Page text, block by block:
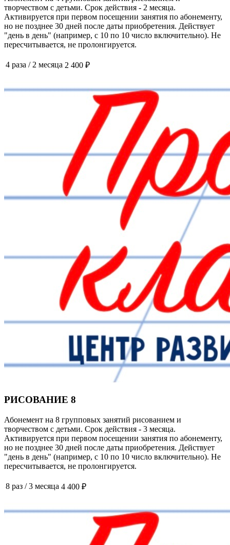
творчеством с детьми. Срок действия - 2 месяца.
Активируется при первом посещении занятия по абонементу,
но не позднее 30 дней после даты приобретения. Действует
"день в день" (например, с 10 по 10 число включительно). Не
пересчитывается, не пролонгируется.
4 раза / 2 месяца 2 400 ₽
РИСОВАНИЕ 8
Абонемент на 8 групповых занятий рисованием и
творчеством с детьми. Срок действия - 3 месяца.
Активируется при первом посещении занятия по абонементу,
но не позднее 30 дней после даты приобретения. Действует
"день в день" (например, с 10 по 10 число включительно). Не
пересчитывается, не пролонгируется.
8 раз /3 месяца 4 400 ₽